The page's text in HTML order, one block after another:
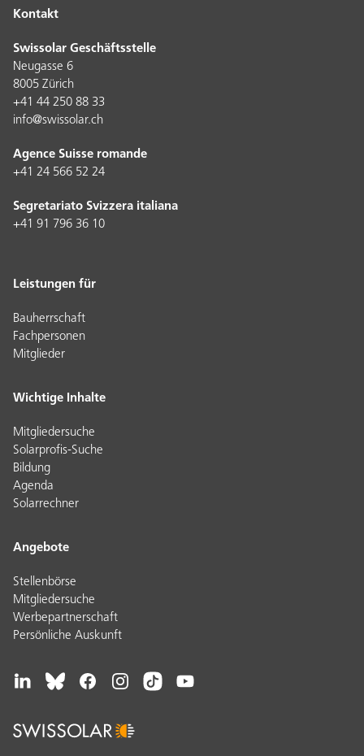
Kontakt
Swissolar Geschäftsstelle
Neugasse 6
8005 Zürich
+41 44 250 88 33
info@swissolar.ch
Agence Suisse romande
+41 24 566 52 24
Segretariato Svizzera italiana
+41 91 796 36 10
Leistungen für
Bauherrschaft
Fachpersonen
Mitglieder
Wichtige Inhalte
Mitgliedersuche
Solarprofis-Suche
Bildung
Agenda
Solarrechner
Angebote
Stellenbörse
Mitgliedersuche
Werbepartnerschaft
Persönliche Auskunft